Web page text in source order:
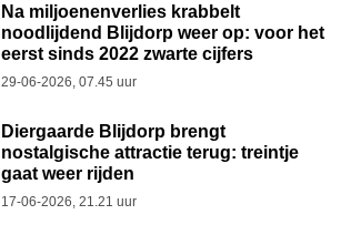
Na miljoenenverlies krabbelt
noodlijdend Blijdorp weer op: voor het
eerst sinds 2022 zwarte cijfers
29-06-2026, 07.45 uur
Diergaarde Blijdorp brengt
nostalgische attractie terug: treintje
gaat weer rijden
17-06-2026, 21.21 uur